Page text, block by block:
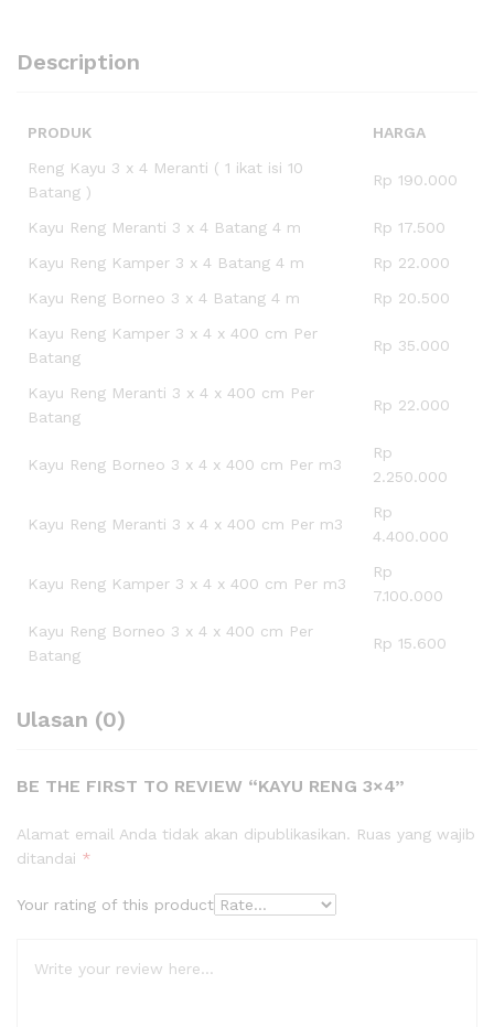
Description
PRODUK
HARGA
Reng Kayu 3 x 4 Meranti ( 1 ikat isi 10
Batang )
Rp 190.000
Kayu Reng Meranti 3 x 4 Batang 4 m
Rp 17.500
Kayu Reng Kamper 3 x 4 Batang 4 m
Rp 22.000
Kayu Reng Borneo 3 x 4 Batang 4 m
Rp 20.500
Kayu Reng Kamper 3 x 4 x 400 cm Per
Batang
Rp 35.000
Kayu Reng Meranti 3 x 4 x 400 cm Per
Batang
Rp 22.000
Kayu Reng Borneo 3 x 4 x 400 cm Per m3
Rp
2.250.000
Kayu Reng Meranti 3 x 4 x 400 cm Per m3
Rp
4.400.000
Kayu Reng Kamper 3 x 4 x 400 cm Per m3
Rp
7.100.000
Kayu Reng Borneo 3 x 4 x 400 cm Per
Batang
Rp 15.600
Ulasan (0)
BE THE FIRST TO REVIEW “KAYU RENG 3×4”
Alamat email Anda tidak akan dipublikasikan. Ruas yang wajib
ditandai *
Your rating of this product